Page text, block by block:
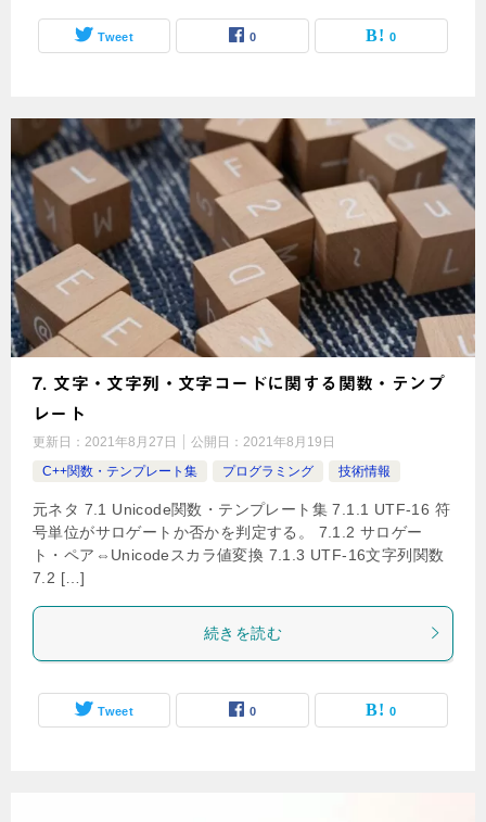
Tweet 0 0
7. 文字・文字列・文字コードに関する関数・テンプ
レート
更新日： 2021年8月27日 公開日： 2021年8月19日
C++関数・テンプレート集
プログラミング 技術情報
元ネタ 7.1 Unicode関数・テンプレート集 7.1.1 UTF-16 符
号単位がサロゲートか否かを判定する。 7.1.2 サロゲー
ト・ペア⇔Unicodeスカラ値変換 7.1.3 UTF-16文字列関数
7.2 […]
続きを読む
Tweet 0 0